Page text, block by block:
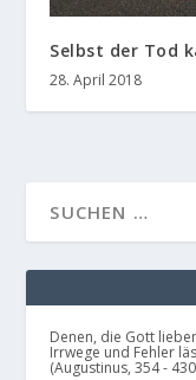
Selbst der Tod
28. April 2018
Denen, die Gott
Irrwege und Fehler
(Augustinus, 354 -